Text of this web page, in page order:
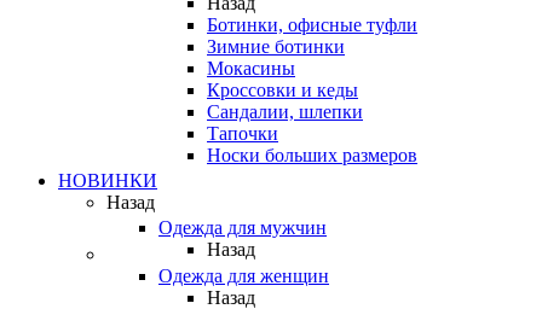
Ботинки, офисные туфли
Зимние ботинки
Мокасины
Кроссовки и кеды
Сандалии, шлепки
Тапочки
Носки больших размеров
НОВИНКИ
Назад
Одежда для мужчин
Назад
Одежда для женщин
Назад